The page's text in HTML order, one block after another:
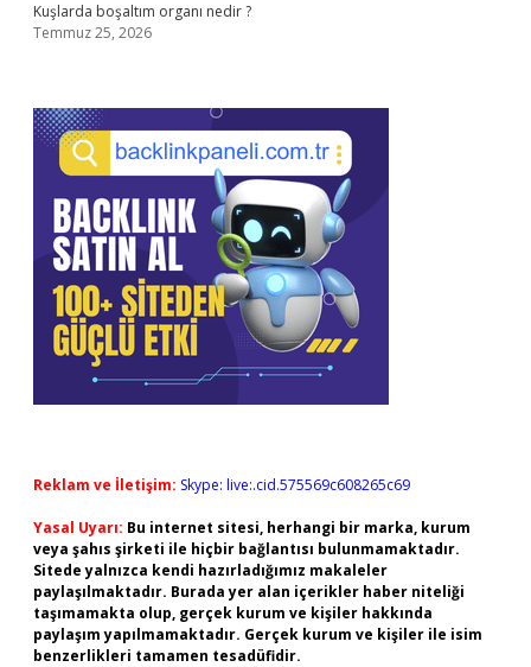
Kuşlarda boşaltım organı nedir ?
Temmuz 25, 2026
Reklam ve İletişim: Skype: live:.cid.575569c608265c69
Yasal Uyarı: Bu internet sitesi, herhangi bir marka, kurum
veya şahıs şirketi ile hiçbir bağlantısı bulunmamaktadır.
Sitede yalnızca kendi hazırladığımız makaleler
paylaşılmaktadır. Burada yer alan içerikler haber niteliği
taşımamakta olup, gerçek kurum ve kişiler hakkında
paylaşım yapılmamaktadır. Gerçek kurum ve kişiler ile isim
benzerlikleri tamamen tesadüfidir.